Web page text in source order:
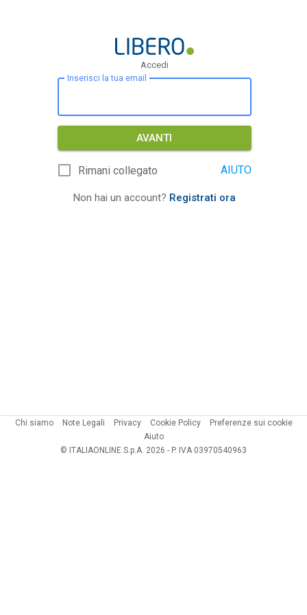
Accedi
Inserisci la tua email
AVANTI
Rimani collegato AIUTO
Non hai un account? Registrati ora
Chi siamo Note Legali Privacy Cookie Policy
Preferenze sui cookie
Aiuto
© ITALIAONLINE S.p.A. 2026 - P. IVA 03970540963